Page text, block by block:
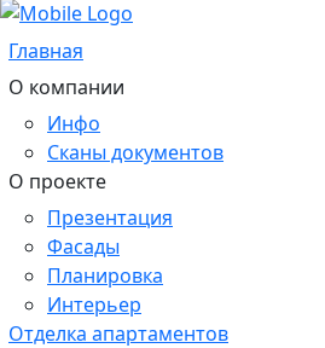
Главная
О компании
Инфо
Сканы документов
О проекте
Презентация
Фасады
Планировка
Интерьер
Отделка апартаментов